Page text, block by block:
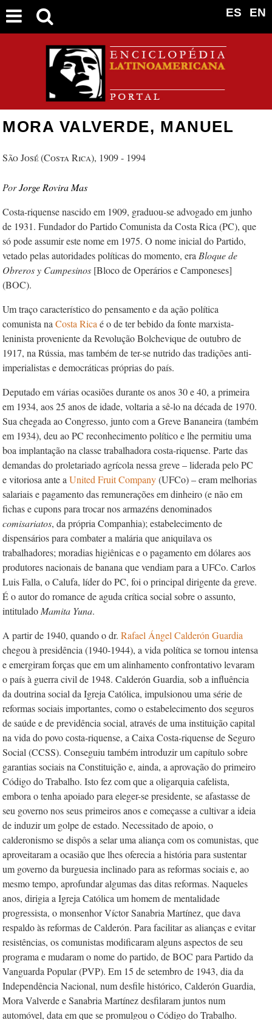
EN
ES
MORA VALVERDE, MANUEL
São José (Costa Rica), 1909 - 1994
Jorge Rovira Mas
Costa-riquense nascido em 1909, graduou-se advogado em junho
de 1931. Fundador do Partido Comunista da Costa Rica (PC), que
só pode assumir este nome em 1975. O nome inicial do Partido,
vetado pelas autoridades políticas do momento, era Bloque de
Obreros y Campesinos [Bloco de Operários e Camponeses]
(BOC).
Um traço característico do pensamento e da ação política
comunista na Costa Rica é o de ter bebido da fonte marxista-
leninista proveniente da Revolução Bolchevique de outubro de
1917, na Rússia, mas também de ter-se nutrido das tradições anti-
imperialistas e democráticas próprias do país.
Deputado em várias ocasiões durante os anos 30 e 40, a primeira
em 1934, aos 25 anos de idade, voltaria a sê-lo na década de 1970.
Sua chegada ao Congresso, junto com a Greve Bananeira (também
em 1934), deu ao PC reconhecimento político e lhe permitiu uma
boa implantação na classe trabalhadora costa-riquense. Parte das
demandas do proletariado agrícola nessa greve – liderada pelo PC
e vitoriosa ante a United Fruit Company(UFCo) – eram melhorias
salariais e pagamento das remunerações em dinheiro (e não em
fichas e cupons para trocar nos armazéns denominados
comisariatos, da própria Companhia); estabelecimento de
dispensários para combater a malária que aniquilava os
trabalhadores; moradias higiênicas e o pagamento em dólares aos
produtores nacionais de banana que vendiam para a UFCo. Carlos
Luis Falla, o Calufa, líder do PC, foi o principal dirigente da greve.
É o autor do romance de aguda crítica social sobre o assunto,
intitulado Mamita Yuna.
A partir de 1940, quando o dr. Rafael Ángel Calderón Guardia
chegou à presidência (1940-1944), a vida política se tornou intensa
e emergiram forças que em um alinhamento confrontativo levaram
o país à guerra civil de 1948. Calderón Guardia, sob a influência
da doutrina social da Igreja Católica, impulsionou uma série de
reformas sociais importantes, como o estabelecimento dos seguros
de saúde e de previdência social, através de uma instituição capital
na vida do povo costa-riquense, a Caixa Costa-riquense de Seguro
Social (CCSS). Conseguiu também introduzir um capítulo sobre
garantias sociais na Constituição e, ainda, a aprovação do primeiro
Código do Trabalho. Isto fez com que a oligarquia cafelista,
embora o tenha apoiado para eleger-se presidente, se afastasse de
seu governo nos seus primeiros anos e começasse a cultivar a ideia
de induzir um golpe de estado. Necessitado de apoio, o
calderonismo se dispôs a selar uma aliança com os comunistas, que
aproveitaram a ocasião que lhes oferecia a história para sustentar
um governo da burguesia inclinado para as reformas sociais e, ao
mesmo tempo, aprofundar algumas das ditas reformas. Naqueles
anos, dirigia a Igreja Católica um homem de mentalidade
progressista, o monsenhor Víctor Sanabria Martínez, que dava
respaldo às reformas de Calderón. Para facilitar as alianças e evitar
resistências, os comunistas modificaram alguns aspectos de seu
programa e mudaram o nome do partido, de BOC para Partido da
Vanguarda Popular (PVP). Em 15 de setembro de 1943, dia da
Independência Nacional, num desfile histórico, Calderón Guardia,
Mora Valverde e Sanabria Martínez desfilaram juntos num
automóvel, data em que se promulgou o Código do Trabalho.